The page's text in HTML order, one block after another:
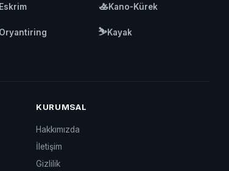
Eskrim 🚣Kano-Kürek
Oryantiring ⛷️Kayak
KURUMSAL
Hakkımızda
İletişim
Gizlilik